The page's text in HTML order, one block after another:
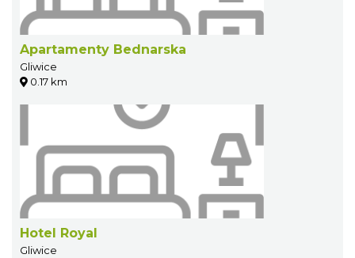
Apartamenty Bednarska
Gliwice
0.17 km
Hotel Royal
Gliwice